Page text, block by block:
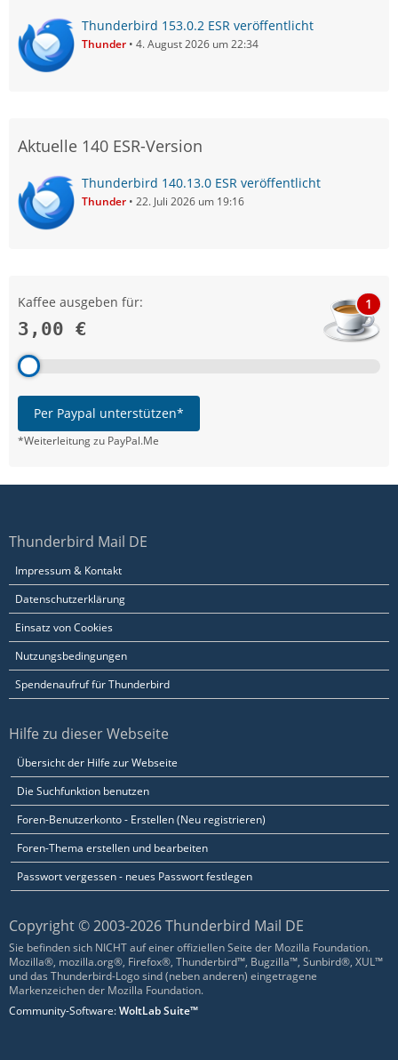
Thunderbird 153.0.2 ESR veröffentlicht
Thunder 4. August 2026 um 22:34
Aktuelle 140 ESR-Version
Thunderbird 140.13.0 ESR veröffentlicht
Thunder 22. Juli 2026 um 19:16
Kaffee ausgeben für:
3,00 €
1
Per Paypal unterstützen*
*Weiterleitung zu PayPal.Me
Thunderbird Mail DE
Impressum & Kontakt
Datenschutzerklärung
Einsatz von Cookies
Nutzungsbedingungen
Spendenaufruf für Thunderbird
Hilfe zu dieser Webseite
Übersicht der Hilfe zur Webseite
Die Suchfunktion benutzen
Foren-Benutzerkonto - Erstellen (Neu registrieren)
Foren-Thema erstellen und bearbeiten
Passwort vergessen - neues Passwort festlegen
Copyright © 2003-2026 Thunderbird Mail DE
Sie befinden sich NICHT auf einer offiziellen Seite der Mozilla Foundation.
Mozilla®, mozilla.org®, Firefox®, Thunderbird™, Bugzilla™, Sunbird®, XUL™
und das Thunderbird-Logo sind (neben anderen) eingetragene
Markenzeichen der Mozilla Foundation.
Community-Software:WoltLab Suite™